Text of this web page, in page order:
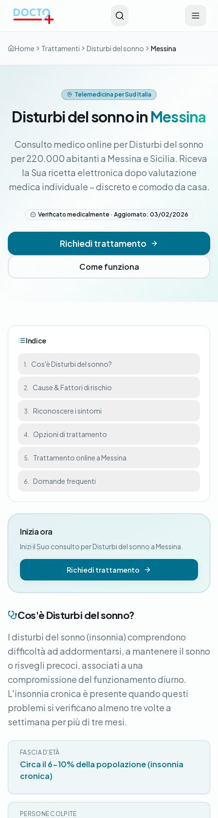
Home Trattamenti Disturbi del sonno Messina
Telemedicina per Sud Italia
Disturbi del sonno in Messina
Consulto medico online per Disturbi del sonno
per 220.000 abitanti a Messina e Sicilia. Riceva
la Sua ricetta elettronica dopo valutazione
medica individuale – discreto e comodo da casa.
Verificato medicalmente · Aggiornato: 03/02/2026
Richiedi trattamento
Come funziona
Cos'è Disturbi del sonno?
I disturbi del sonno (insonnia) comprendono
difficoltà ad addormentarsi, a mantenere il sonno
o risvegli precoci, associati a una
compromissione del funzionamento diurno.
L'insonnia cronica è presente quando questi
problemi si verificano almeno tre volte a
settimana per più di tre mesi.
FASCIA D'ETÀ
Circa il 6-10% della popolazione (insonnia
cronica)
PERSONE COLPITE
Indice
1. Cos'è Disturbi del sonno?
2. Cause & Fattori di rischio
3. Riconoscere i sintomi
4. Opzioni di trattamento
5. Trattamento online a Messina
6. Domande frequenti
Inizia ora
Inizi il Suo consulto per Disturbi del sonno a Messina.
Richiedi trattamento